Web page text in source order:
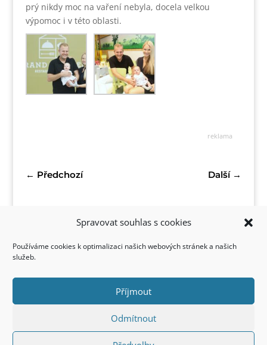
Spravovat souhlas s cookies
Používáme cookies k optimalizaci našich webových stránek a našich
služeb.
Příjmout
Odmítnout
prý nikdy moc na vaření nebyla, docela velkou
výpomoc i v této oblasti.
reklama
← Předchozí Další→
Kontakt